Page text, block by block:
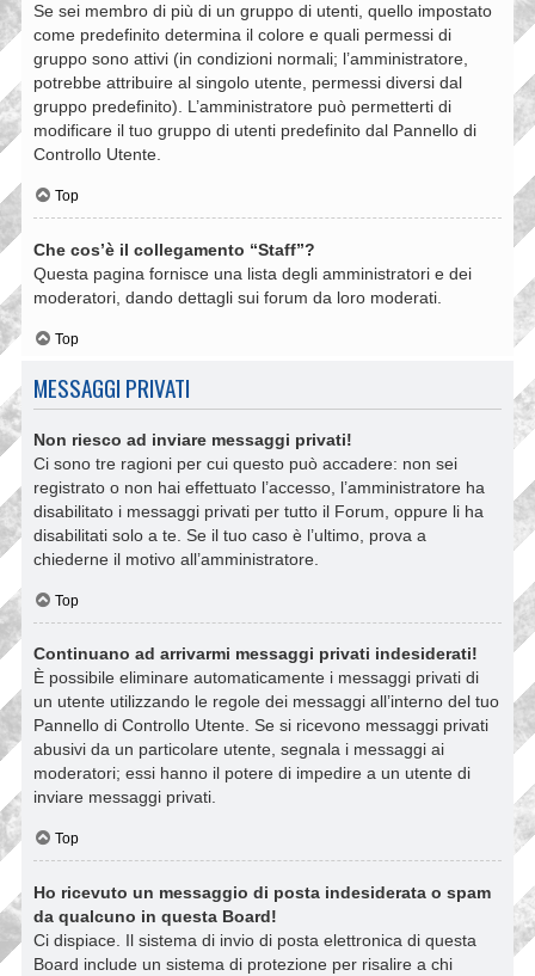
Se sei membro di più di un gruppo di utenti, quello impostato
come predefinito determina il colore e quali permessi di
gruppo sono attivi (in condizioni normali; l’amministratore,
potrebbe attribuire al singolo utente, permessi diversi dal
gruppo predefinito). L’amministratore può permetterti di
modificare il tuo gruppo di utenti predefinito dal Pannello di
Controllo Utente.
Top
Che cos’è il collegamento “Staff”?
Questa pagina fornisce una lista degli amministratori e dei
moderatori, dando dettagli sui forum da loro moderati.
Top
MESSAGGI PRIVATI
Non riesco ad inviare messaggi privati!
Ci sono tre ragioni per cui questo può accadere: non sei
registrato o non hai effettuato l’accesso, l’amministratore ha
disabilitato i messaggi privati per tutto il Forum, oppure li ha
disabilitati solo a te. Se il tuo caso è l’ultimo, prova a
chiederne il motivo all’amministratore.
Top
Continuano ad arrivarmi messaggi privati indesiderati!
È possibile eliminare automaticamente i messaggi privati ​​di
un utente utilizzando le regole dei messaggi all’interno del tuo
Pannello di Controllo Utente. Se si ricevono messaggi privati ​​
abusivi da un particolare utente, segnala i messaggi ai
moderatori; essi hanno il potere di impedire a un utente di
inviare messaggi privati​​.
Top
Ho ricevuto un messaggio di posta indesiderata o spam
da qualcuno in questa Board!
Ci dispiace. Il sistema di invio di posta elettronica di questa
Board include un sistema di protezione per risalire a chi